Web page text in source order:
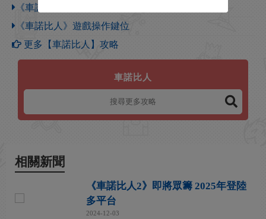
《車諾比人》遊戲背景
《車諾比人》遊戲操作鍵位
更多【車諾比人】攻略
車諾比人
相關新聞
《車諾比人2》即將眾籌 2025年登陸
多平台
2024-12-03